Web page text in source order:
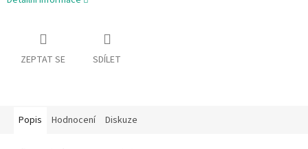
ZEPTAT SE SDÍLET
Popis Hodnocení Diskuze